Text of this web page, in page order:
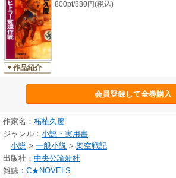
作品紹介
800pt/880円(税込)
会員登録して全巻購入
作家名： 柘植久慶
ジャンル： 小説・実用書
小説 > 一般小説 > 架空戦記
出版社： 中央公論新社
雑誌： C★NOVELS